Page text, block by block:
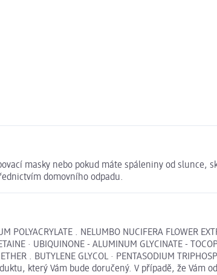
masky nebo pokud máte spáleniny od slunce,
domovního odpadu.
POLYACRYLATE . NELUMBO NUCIFERA FLOWER
· UBIQUINONE - ALUMINUM GLYCINATE -
ETHER . BUTYLENE GLYCOL · PENTASODIUM
který Vám bude doručený. V případě, že Vám